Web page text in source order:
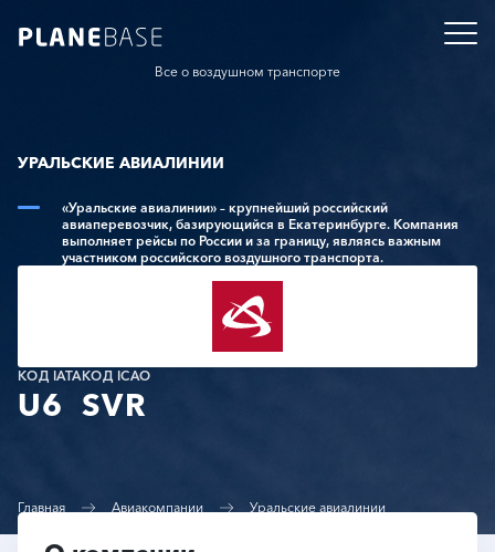
Все о воздушном транспорте
КОД IATA
U6
КОД ICAO
SVR
УРАЛЬСКИЕ АВИАЛИНИИ
«Уральские авиалинии» – крупнейший российский
авиаперевозчик, базирующийся в Екатеринбурге. Компания
выполняет рейсы по России и за границу, являясь важным
участником российского воздушного транспорта.
Главная Авиакомпании Уральские авиалинии